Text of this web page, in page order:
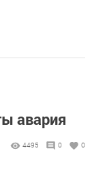
авария
4495 0 0